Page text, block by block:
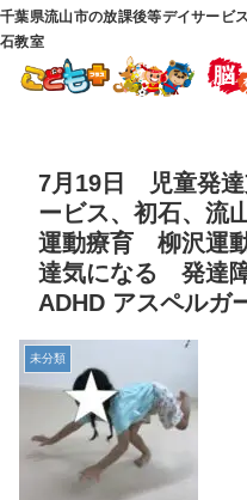
千葉県流山市の放課後等デイサービ
石教室
7月19日 児童発達
ービス、初石、流
運動療育 柳沢運
達気になる 発
ADHD アスペルガ
未分類